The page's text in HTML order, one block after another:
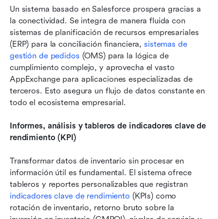
Un sistema basado en Salesforce prospera gracias a
la conectividad. Se integra de manera fluida con
sistemas de planificación de recursos empresariales
(ERP) para la conciliación financiera, sistemas de
gestión de pedidos (OMS) para la lógica de
cumplimiento complejo, y aprovecha el vasto
AppExchange para aplicaciones especializadas de
terceros. Esto asegura un flujo de datos constante en
todo el ecosistema empresarial.
Informes, análisis y tableros de indicadores clave de
rendimiento (KPI)
Transformar datos de inventario sin procesar en
información útil es fundamental. El sistema ofrece
indicadores clave de rendimiento (KPIs) como
rotación de inventario, retorno bruto sobre la